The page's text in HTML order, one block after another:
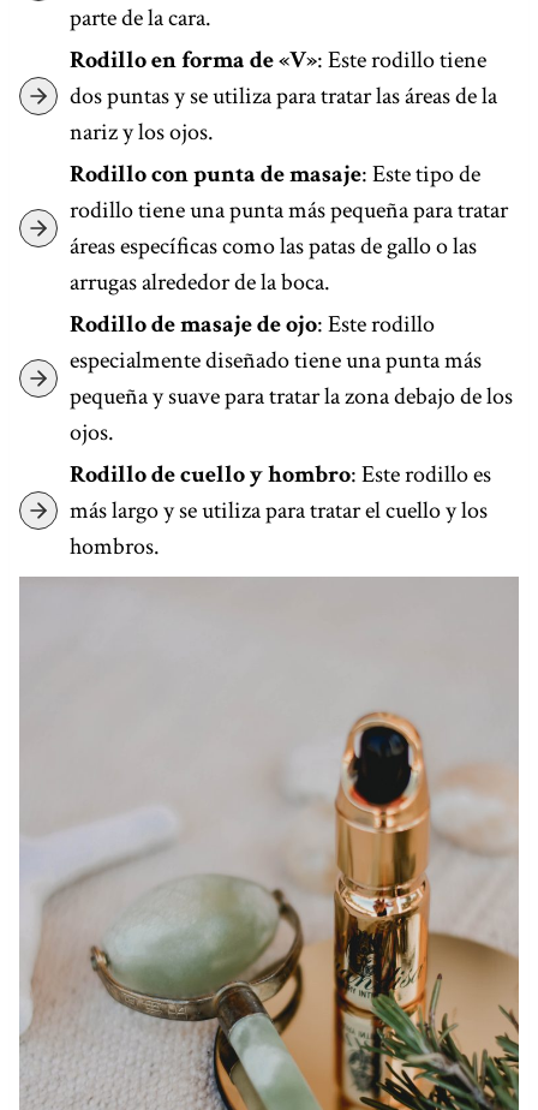
parte de la cara.
Rodillo en forma de «V»: Este rodillo tiene
dos puntas y se utiliza para tratar las áreas de la
nariz y los ojos.
Rodillo con punta de masaje: Este tipo de
rodillo tiene una punta más pequeña para tratar
áreas específicas como las patas de gallo o las
arrugas alrededor de la boca.
Rodillo de masaje de ojo: Este rodillo
especialmente diseñado tiene una punta más
pequeña y suave para tratar la zona debajo de los
ojos.
Rodillo de cuello y hombro: Este rodillo es
más largo y se utiliza para tratar el cuello y los
hombros.